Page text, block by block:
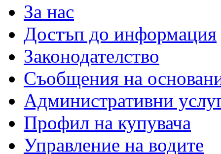
За нас
Достъп до информация
Законодателство
Съобщения на
Административни
Профил на купувача
Управление на водите